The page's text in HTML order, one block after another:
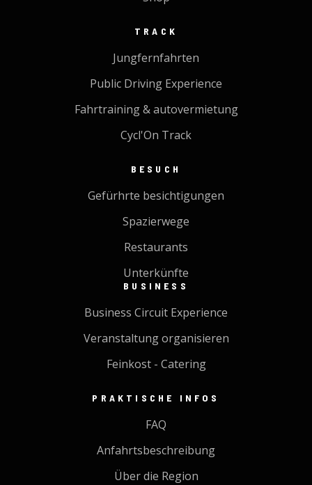
TRACK
Jungfernfahrten
Public Driving Experience
Fahrtraining & autovermietung
Cycl'On Track
BESUCH
Gefürhrte besichtigungen
Spazierwege
Restaurants
Unterkünfte
BUSINESS
Business Circuit Experience
Veranstaltung organisieren
Feinkost - Catering
PRAKTISCHE INFOS
FAQ
Anfahrtsbeschreibung
Über die Region